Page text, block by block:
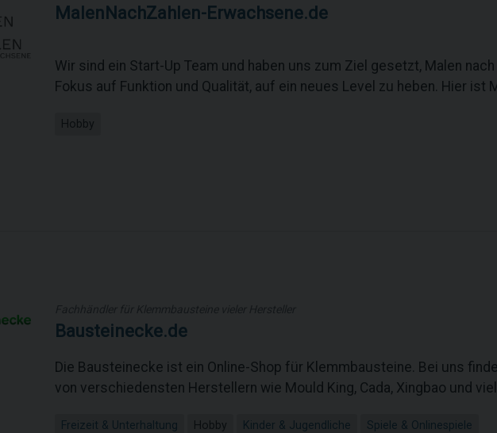
MalenNachZahlen-Erwachsene.de
Wir sind ein Start-Up Team und haben uns zum Ziel gesetzt, Malen
Fokus auf Funktion und Qualität, auf ein neues Level zu heben. Hier ist
Hobby
Bausteinecke.de
Die Bausteinecke ist ein Online-Shop für Klemmbausteine. Bei uns
von verschiedensten Herstellern wie Mould King, Cada, Xingbao und
Freizeit & Unterhaltung Hobby Kinder & Jugendliche Spiele & Onlinespiele